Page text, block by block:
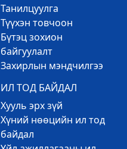
Танилцуулга
Түүхэн товчоон
Бүтэц зохион
байгуулалт
Захирлын мэндчилгээ
ИЛ ТОД БАЙДАЛ
Хууль эрх зүй
Хүний нөөцийн ил тод
байдал